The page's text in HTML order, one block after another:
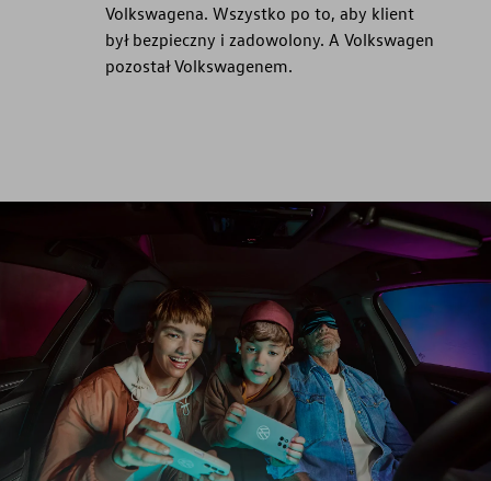
Volkswagena. Wszystko po to, aby klient
był bezpieczny i zadowolony. A Volkswagen
pozostał Volkswagenem.